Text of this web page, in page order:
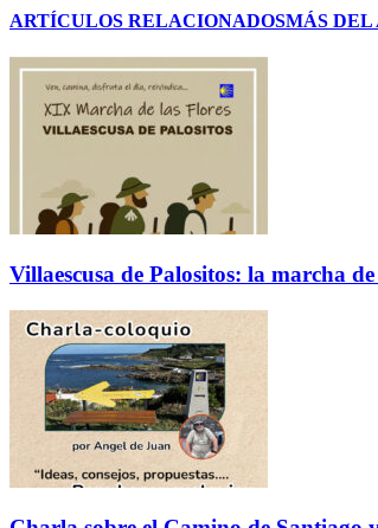
ARTÍCULOS RELACIONADOSMÁS DEL
Villaescusa de Palositos: la marcha